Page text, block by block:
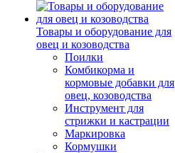
Товары и оборудование для
овец и козоводства
Поилки
Комбикорма и
кормовые добавки для
овец, козоводства
Инструмент для
стрижки и кастрации
Маркировка
Кормушки